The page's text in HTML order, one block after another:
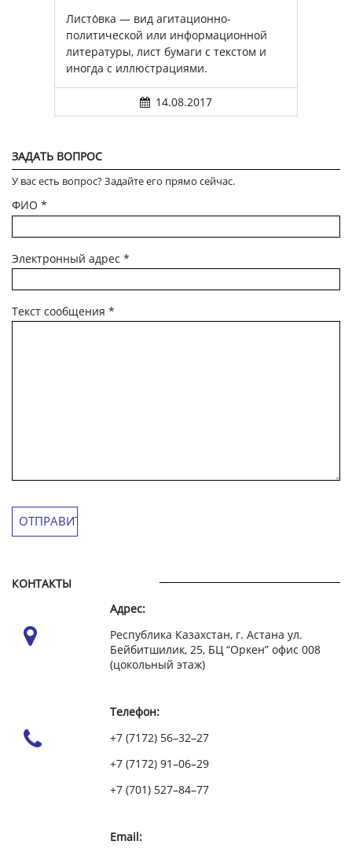
Листо́вка — вид агитационно-
политической или информационной
литературы, лист бумаги с текстом и
иногда с иллюстрациями.
14.08.2017
ЗАДАТЬ ВОПРОС
У вас есть вопрос? Задайте его прямо сейчас.
ФИО *
Электронный адрес *
Текст сообщения *
КОНТАКТЫ
Адрес:
Республика Казахстан, г. Астана ул.
Бейбитшилик, 25, БЦ “Оркен” офис 008
(цокольный этаж)
Телефон:
+7 (7172) 56–32–27
+7 (7172) 91–06–29
+7 (701) 527–84–77
Email: